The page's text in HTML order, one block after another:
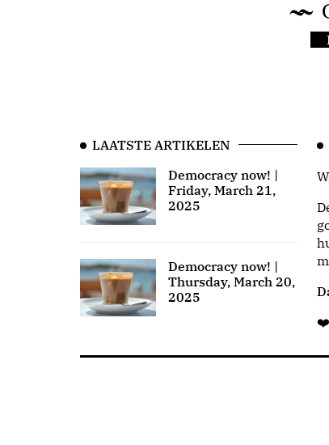
LAATSTE ARTIKELEN
Democracy now! |
Friday, March 21,
2025
Democracy now! |
Thursday, March 20,
2025
❤️